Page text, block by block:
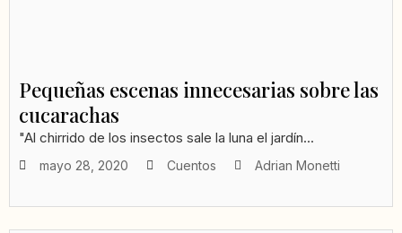
Pequeñas escenas innecesarias sobre las
cucarachas
"Al chirrido de los insectos sale la luna el jardín...
mayo 28, 2020 Cuentos Adrian Monetti